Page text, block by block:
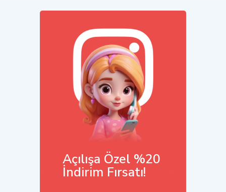
Açılışa Özel %20
İndirim Fırsatı!